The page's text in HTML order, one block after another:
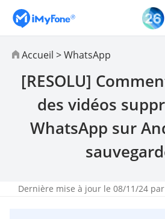
Accueil >WhatsApp
[RESOLU]
des vidéos
WhatsApp sur
Dernière mise à jour le 08/11/24 par